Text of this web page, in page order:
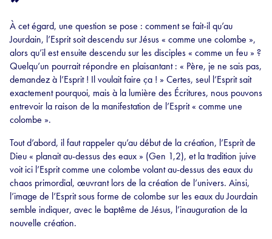
À cet égard, une question se pose : comment se fait-il qu’au
Jourdain, l’Esprit soit descendu sur Jésus « comme une colombe »,
alors qu’il est ensuite descendu sur les disciples « comme un feu » ?
Quelqu’un pourrait répondre en plaisantant : « Père, je ne sais pas,
demandez à l’Esprit ! Il voulait faire ça ! » Certes, seul l’Esprit sait
exactement pourquoi, mais à la lumière des Écritures, nous pouvons
entrevoir la raison de la manifestation de l’Esprit « comme une
colombe ».
Tout d’abord, il faut rappeler qu’au début de la création, l’Esprit de
Dieu « planait au-dessus des eaux » (Gen 1,2), et la tradition juive
voit ici l’Esprit comme une colombe volant au-dessus des eaux du
chaos primordial, œuvrant lors de la création de l’univers. Ainsi,
l’image de l’Esprit sous forme de colombe sur les eaux du Jourdain
semble indiquer, avec le baptême de Jésus, l’inauguration de la
nouvelle création.